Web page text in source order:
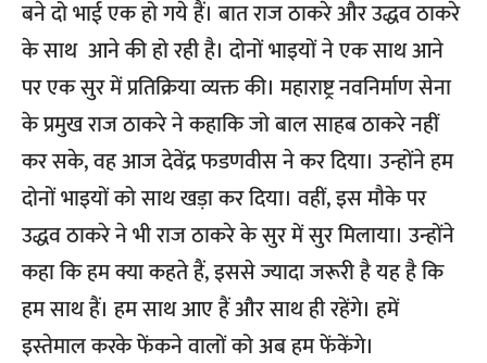
बने दो भाई एक हो गये हैं। बात राज ठाकरे और उद्धव ठाकरे
के साथ आने की हो रही है। दोनों भाइयों ने एक साथ आने
पर एक सुर में प्रतिक्रिया व्यक्त की। महाराष्ट्र नवनिर्माण सेना
के प्रमुख राज ठाकरे ने कहाकि जो बाल साहब ठाकरे नहीं
कर सके, वह आज देवेंद्र फडणवीस ने कर दिया। उन्होंने हम
दोनों भाइयों को साथ खड़ा कर दिया। वहीं, इस मौके पर
उद्धव ठाकरे ने भी राज ठाकरे के सुर में सुर मिलाया। उन्होंने
कहा कि हम क्या कहते हैं, इससे ज्यादा जरूरी है यह है कि
हम साथ हैं। हम साथ आए हैं और साथ ही रहेंगे। हमें
इस्तेमाल करके फेंकने वालों को अब हम फेंकेंगे।